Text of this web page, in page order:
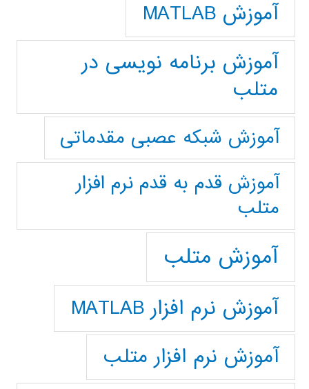
آموزش MATLAB
آموزش برنامه نویسی در
متلب
آموزش شبکه عصبی مقدماتی
آموزش قدم به قدم نرم افزار
متلب
آموزش متلب
آموزش نرم افزار MATLAB
آموزش نرم افزار متلب